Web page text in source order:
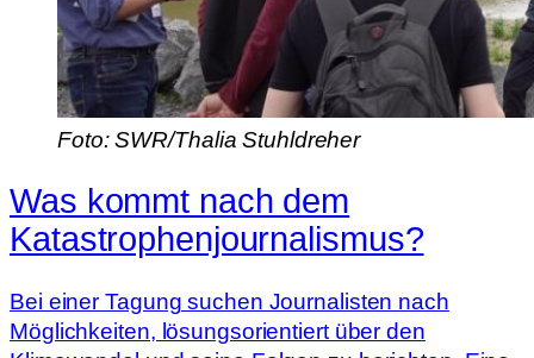
Foto: SWR/Thalia Stuhldreher
Was kommt nach dem
Katastrophen­journalismus?
Bei einer Tagung suchen Journalisten nach
Möglichkeiten, lösungsorientiert über den